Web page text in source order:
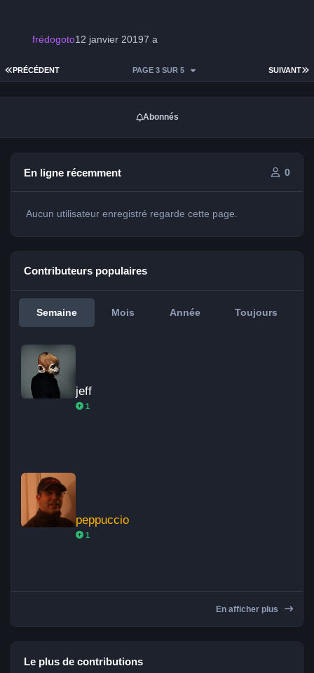
frédogoto12 janvier 20197 a
PREMIÈRE PAGE
PRÉCÉDENT SUIVANT
PAGE 3 SUR 5
Abonnés
En ligne récemment 0
Aucun utilisateur enregistré regarde cette page.
Contributeurs populaires
Semaine Mois Année Toujours
jeff
1
peppuccio
1
En afficher plus
Le plus de contributions